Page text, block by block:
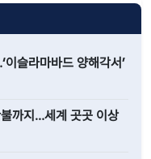
슬라마바드 양해각서’
까지…세계 곳곳 이상